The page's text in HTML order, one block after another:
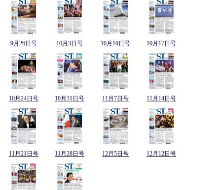
9月26日号 10月3日号 10月10日号 10月17日号
10月24日号 10月31日号 11月7日号 11月14日号
11月21日号 11月28日号 12月5日号 12月12日号